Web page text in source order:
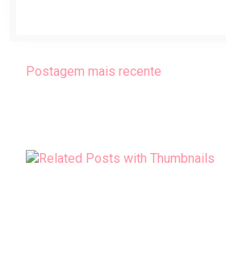
Postagem mais recente